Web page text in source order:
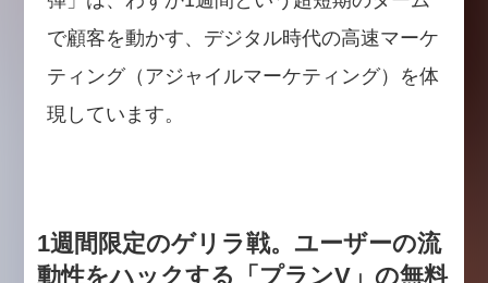
で顧客を動かす、デジタル時代の高速マーケ
ティング（アジャイルマーケティング）を体
現しています。
1週間限定のゲリラ戦。ユーザーの流
動性をハックする「プランV」の無料